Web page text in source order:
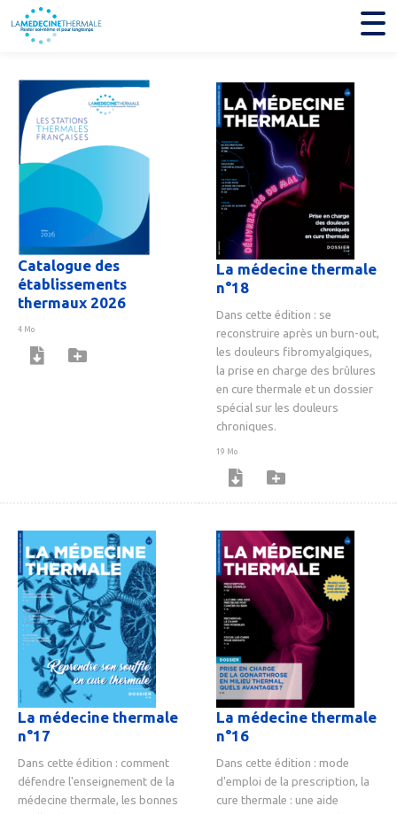
Catalogue des
établissements
thermaux 2026
4 Mo
La médecine thermale
n°18
Dans cette édition : se
reconstruire après un burn-out,
les douleurs fibromyalgiques,
la prise en charge des brûlures
en cure thermale et un dossier
spécial sur les douleurs
chroniques.
19 Mo
La médecine thermale
n°17
Dans cette édition : comment
défendre l'enseignement de la
médecine thermale, les bonnes
La médecine thermale
n°16
Dans cette édition : mode
d'emploi de la prescription, la
cure thermale : une aide